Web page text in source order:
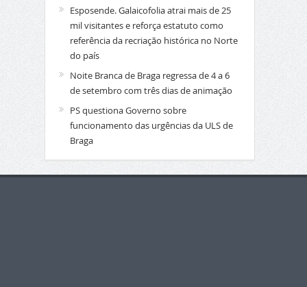
Esposende. Galaicofolia atrai mais de 25
mil visitantes e reforça estatuto como
referência da recriação histórica no Norte
do país
Noite Branca de Braga regressa de 4 a 6
de setembro com três dias de animação
PS questiona Governo sobre
funcionamento das urgências da ULS de
Braga